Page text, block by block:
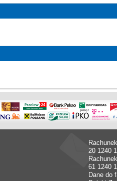
20 1240
61 1240
Dane do